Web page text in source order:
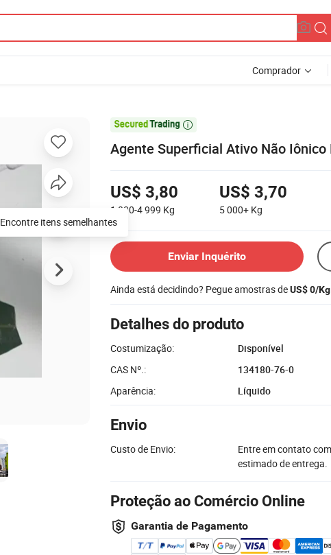
Comprador

Agente Superficial Ativo Não
US$ 3,80
1 000-4 999 Kg
US$ 3,70
5 000+ Kg
Enviar Inquérito
Ainda está decidindo? Pegue amostras deUS$ 0/Kg
Detalhes do produto
Costumização:
Disponível
CAS Nº.:
134180-76-0
Aparência:
Líquido
Envio
Custo de Envio:
Entre em contato
estimado de entrega.
Proteção ao Comércio Online
Garantia de Pagamento
Encontre itens semelhantes